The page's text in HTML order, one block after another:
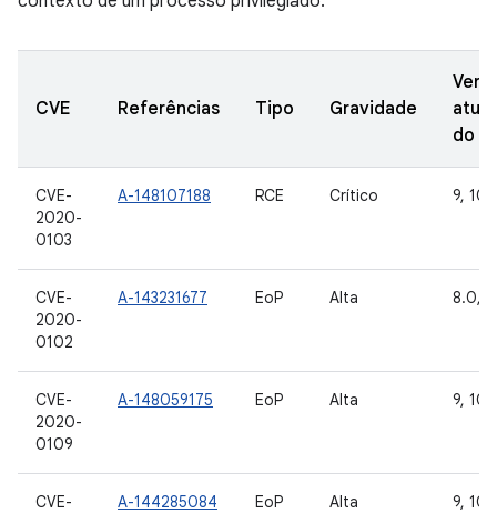
CVE Referências Tipo Gravidade
do
CVE-
2020-
0103
A-148107188 RCE Crítico 9, 10
CVE-
2020-
0102
A-143231677 EoP Alta 8.0,
CVE-
2020-
0109
A-148059175 EoP Alta 9, 10
CVE-
A-144285084 EoP Alta 9, 10